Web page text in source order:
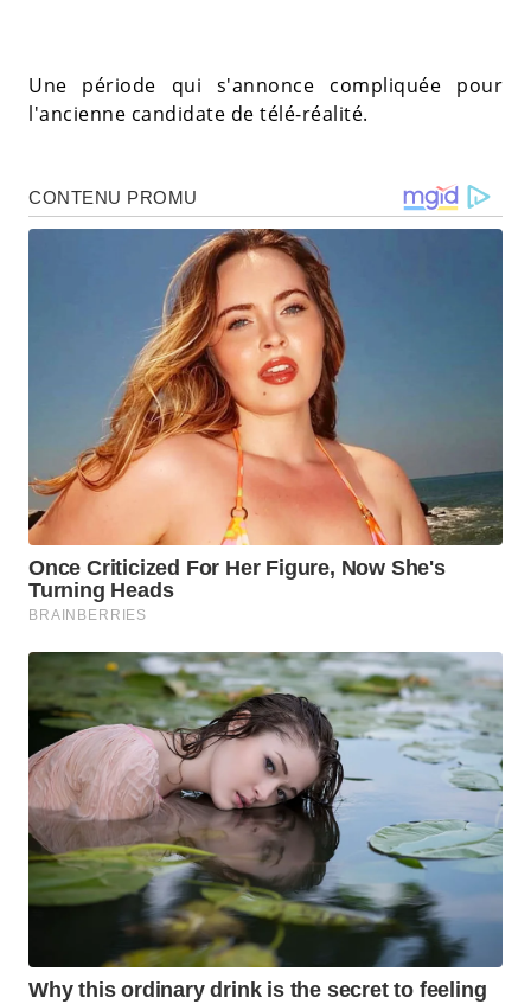
Une période qui s'annonce compliquée pour
l'ancienne candidate de télé-réalité.